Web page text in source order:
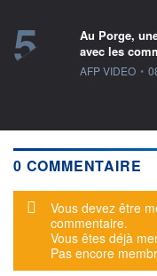
5
Au Porge,
avec les
information
AFP VIDEO •
0 COMMENTAIRE
Message d'alerte
Vous devez être
commentaire.
Vous êtes déjà
Pas encore